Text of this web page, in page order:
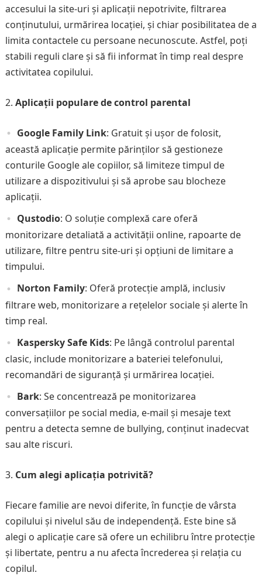
accesului la site-uri și aplicații nepotrivite, filtrarea
conținutului, urmărirea locației, și chiar posibilitatea de a
limita contactele cu persoane necunoscute. Astfel, poți
stabili reguli clare și să fii informat în timp real despre
activitatea copilului.
Aplicații populare de control parental
Google Family Link: Gratuit și ușor de folosit,
această aplicație permite părinților să gestioneze
conturile Google ale copiilor, să limiteze timpul de
utilizare a dispozitivului și să aprobe sau blocheze
aplicații.
Qustodio: O soluție complexă care oferă
monitorizare detaliată a activității online, rapoarte de
utilizare, filtre pentru site-uri și opțiuni de limitare a
timpului.
Norton Family: Oferă protecție amplă, inclusiv
filtrare web, monitorizare a rețelelor sociale și alerte în
timp real.
Kaspersky Safe Kids: Pe lângă controlul parental
clasic, include monitorizare a bateriei telefonului,
recomandări de siguranță și urmărirea locației.
Bark: Se concentrează pe monitorizarea
conversațiilor pe social media, e-mail și mesaje text
pentru a detecta semne de bullying, conținut inadecvat
sau alte riscuri.
Cum alegi aplicația potrivită?
Fiecare familie are nevoi diferite, în funcție de vârsta
copilului și nivelul său de independență. Este bine să
alegi o aplicație care să ofere un echilibru între protecție
și libertate, pentru a nu afecta încrederea și relația cu
copilul.